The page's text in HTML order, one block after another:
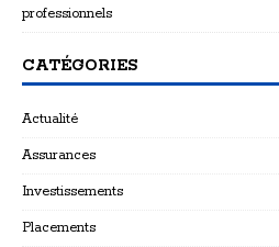
professionnels
CATÉGORIES
Actualité
Assurances
Investissements
Placements